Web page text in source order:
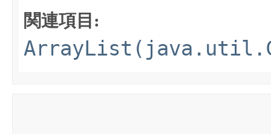
関連項目: